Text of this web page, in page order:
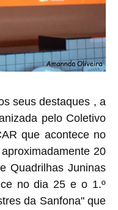
seus destaques , a
pelo Coletivo
que acontece no
20
Quadrilhas Juninas
no dia 25 e o 1.º
da Sanfona" que